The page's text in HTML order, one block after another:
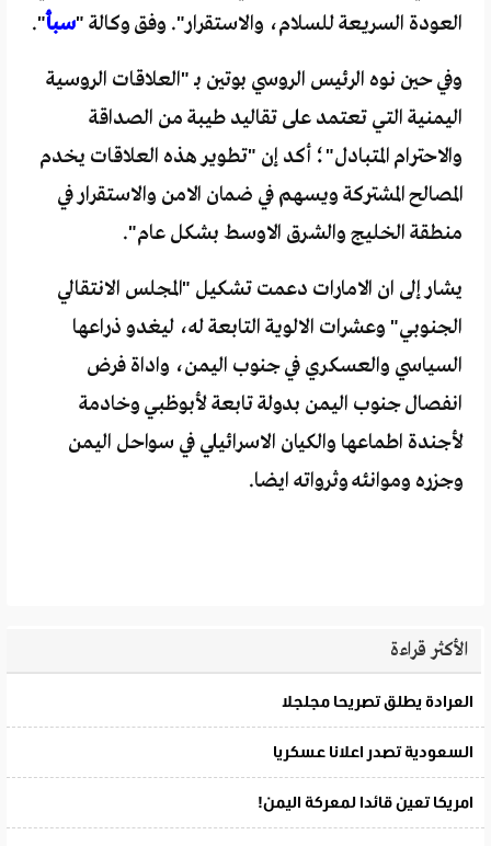
العودة السريعة للسلام، والاستقرار". وفق وكالة "سبأ".
وفي حين نوه الرئيس الروسي بوتين بـ "العلاقات الروسية
اليمنية التي تعتمد على تقاليد طيبة من الصداقة
والاحترام المتبادل"؛ أكد إن "تطوير هذه العلاقات يخدم
المصالح المشتركة ويسهم في ضمان الامن والاستقرار في
منطقة الخليج والشرق الاوسط بشكل عام".
يشار إلى ان الامارات دعمت تشكيل "المجلس الانتقالي
الجنوبي" وعشرات الالوية التابعة له، ليغدو ذراعها
السياسي والعسكري في جنوب اليمن، واداة فرض
انفصال جنوب اليمن بدولة تابعة لأبوظبي وخادمة
لأجندة اطماعها والكيان الاسرائيلي في سواحل اليمن
وجزره وموانئه وثرواته ايضا.
الأكثر قراءة